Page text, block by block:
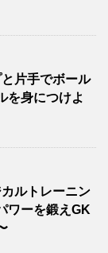
片手でボール
を身につけよ
ルトレーニン
ワーを鍛えGK